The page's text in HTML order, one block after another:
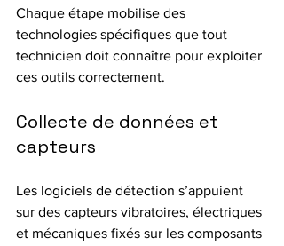
Chaque étape mobilise des
technologies spécifiques que tout
technicien doit connaître pour exploiter
ces outils correctement.
Collecte de données et
capteurs
Les logiciels de détection s’appuient
sur des capteurs vibratoires, électriques
et mécaniques fixés sur les composants